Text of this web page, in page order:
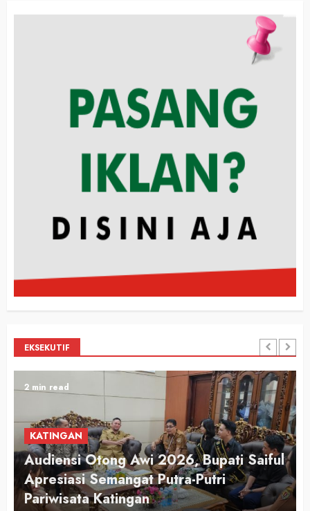
EKSEKUTIF
2 min read
KATINGAN
Audiensi Otong Awi 2026, Bupati Saiful
Apresiasi Semangat Putra-Putri
Pariwisata Katingan